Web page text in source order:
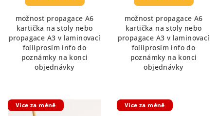
z
5
hvězdiček.
možnost propagace A6
kartička na stoly nebo
propagace A3 v laminovací
foliiprosím info do
poznámky na konci
objednávky
možnost propagace A6
kartička na stoly nebo
propagace A3 v laminovací
foliiprosím info do
poznámky na konci
objednávky
Více za méně Více za méně